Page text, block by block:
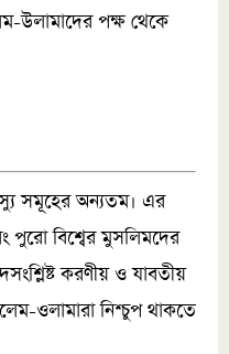
উলামাদের পক্ষ থেকে
সমূহের অন্যতম। এর
পুরো বিশ্বের মুসলিমদের
করণীয় ও যাবতীয়
ওলামারা নিশ্চুপ থাকতে